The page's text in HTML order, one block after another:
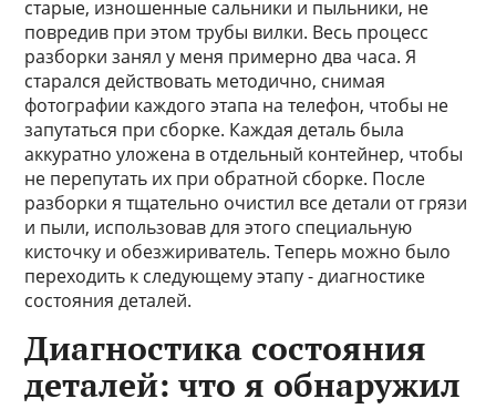
старые, изношенные сальники и пыльники, не
повредив при этом трубы вилки. Весь процесс
разборки занял у меня примерно два часа. Я
старался действовать методично, снимая
фотографии каждого этапа на телефон, чтобы не
запутаться при сборке. Каждая деталь была
аккуратно уложена в отдельный контейнер, чтобы
не перепутать их при обратной сборке. После
разборки я тщательно очистил все детали от грязи
и пыли, использовав для этого специальную
кисточку и обезжириватель. Теперь можно было
переходить к следующему этапу - диагностике
состояния деталей.
Диагностика состояния
деталей: что я обнаружил